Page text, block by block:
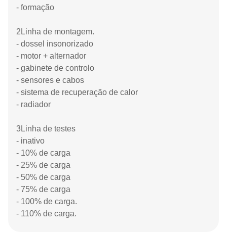
- formação
2Linha de montagem.
- dossel insonorizado
- motor + alternador
- gabinete de controlo
- sensores e cabos
- sistema de recuperação de calor
- radiador
3Linha de testes
- inativo
- 10% de carga
- 25% de carga
- 50% de carga
- 75% de carga
- 100% de carga.
- 110% de carga.